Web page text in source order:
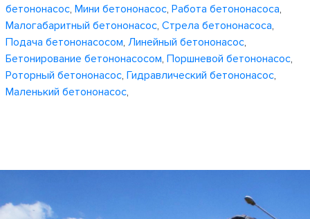
бетононасос, Мини бетононасос, Работа бетононасоса,
Малогабаритный бетононасос, Стрела бетононасоса,
Подача бетононасосом, Линейный бетононасос,
Бетонирование бетононасосом, Поршневой бетононасос,
Роторный бетононасос, Гидравлический бетононасос,
Маленький бетононасос,